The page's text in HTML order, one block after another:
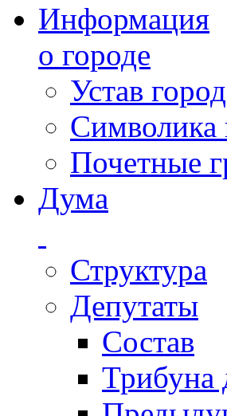
Информация
о городе
Устав
Символика
Почетные
Дума
Структура
Депутаты
Состав
Трибуна